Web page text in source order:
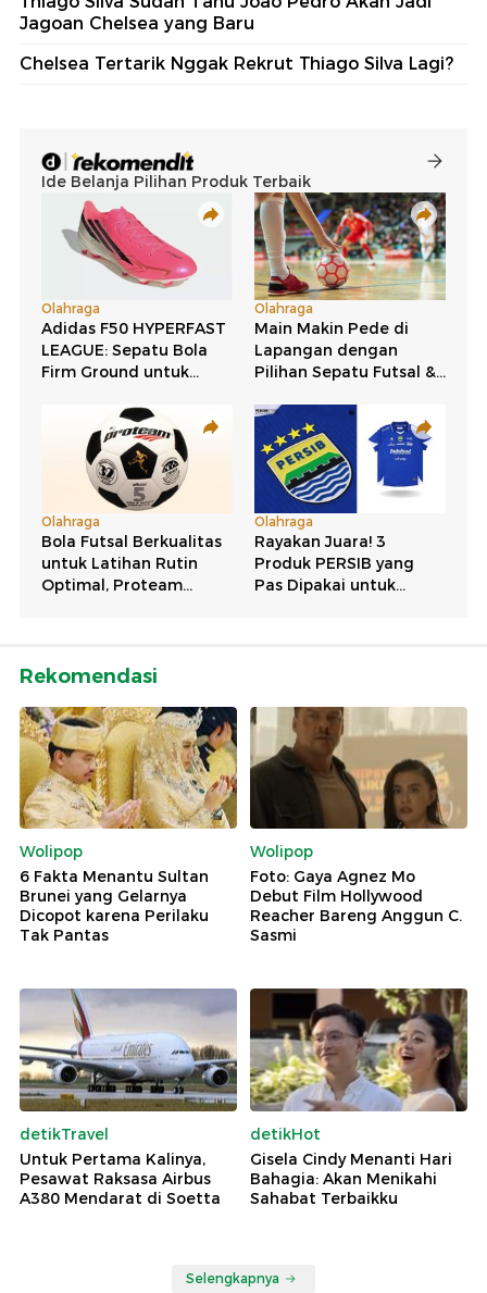
Jagoan Chelsea yang Baru
Chelsea Tertarik Nggak Rekrut Thiago Silva Lagi?
Rekomendasi
Wolipop
6 Fakta Menantu Sultan
Brunei yang Gelarnya
Dicopot karena Perilaku
Tak Pantas
Wolipop
Foto: Gaya Agnez Mo
Debut Film Hollywood
Reacher Bareng Anggun C.
Sasmi
detikTravel
Untuk Pertama Kalinya,
Pesawat Raksasa Airbus
A380 Mendarat di Soetta
detikHot
Gisela Cindy Menanti Hari
Bahagia: Akan Menikahi
Sahabat Terbaikku
Selengkapnya